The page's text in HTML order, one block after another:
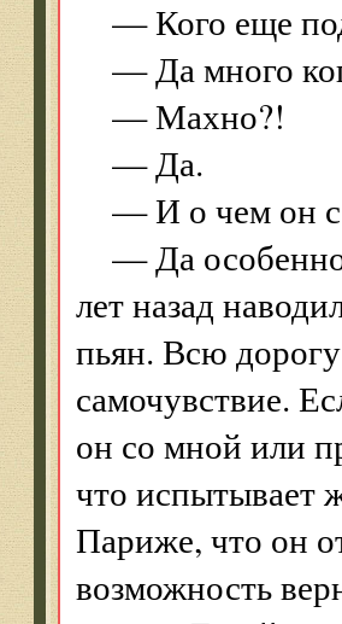
— Кого еще
— Да много
— Махно?!
— Да.
— И о чем он с
— Да
лет назад
пьян. Всю
самочувствие.
он со мной или
что испытывает
Париже, что он
возможность